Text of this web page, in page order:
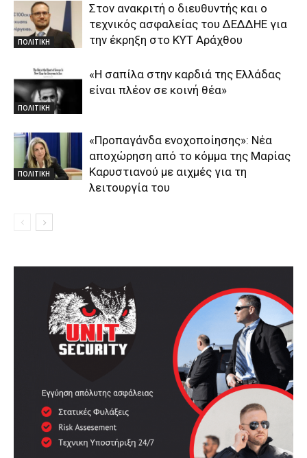
ΠΟΛΙΤΙΚΗ
Στον ανακριτή ο διευθυντής και ο
τεχνικός ασφαλείας του ΔΕΔΔΗΕ για
την έκρηξη στο ΚΥΤ Αράχθου
ΠΟΛΙΤΙΚΗ
«Η σαπίλα στην καρδιά της Ελλάδας
είναι πλέον σε κοινή θέα»
ΠΟΛΙΤΙΚΗ
«Προπαγάνδα ενοχοποίησης»: Νέα
αποχώρηση από το κόμμα της Μαρίας
Καρυστιανού με αιχμές για τη
λειτουργία του